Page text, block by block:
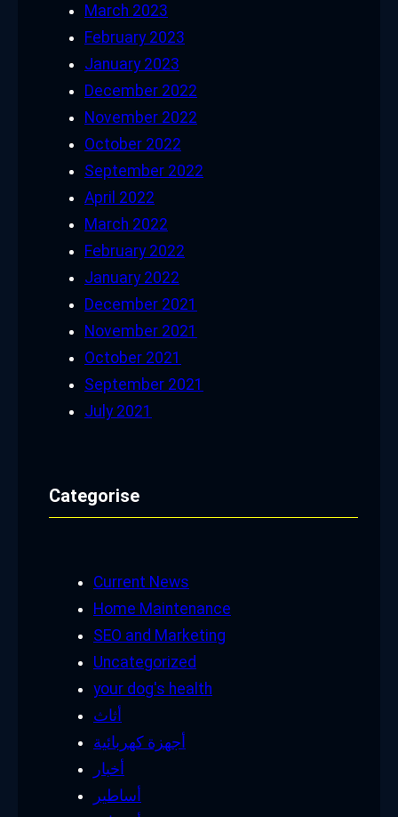
March 2023
February 2023
January 2023
December 2022
November 2022
October 2022
September 2022
April 2022
March 2022
February 2022
January 2022
December 2021
November 2021
October 2021
September 2021
July 2021
Categorise
Current News
Home Maintenance
SEO and Marketing
Uncategorized
your dog's health
أثاث
أجهزة كهربائية
أخبار
أساطير